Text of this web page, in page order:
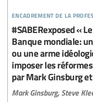
encadrement de la
#SABERexposed «
Banque mondiale:
ou une arme
imposer les
par Mark Ginsburg
Mark Ginsburg, Steve